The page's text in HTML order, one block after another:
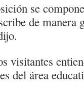
se
de
visitantes
del área